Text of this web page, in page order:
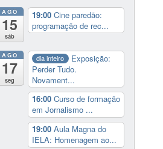
AGO
15
sáb
19:00 Cine paredão:
programação de rec...
AGO
17
seg
dia inteiro
Exposição:
Perder Tudo.
Novament...
16:00 Curso de formação
em Jornalismo ...
19:00 Aula Magna do
IELA: Homenagem ao...